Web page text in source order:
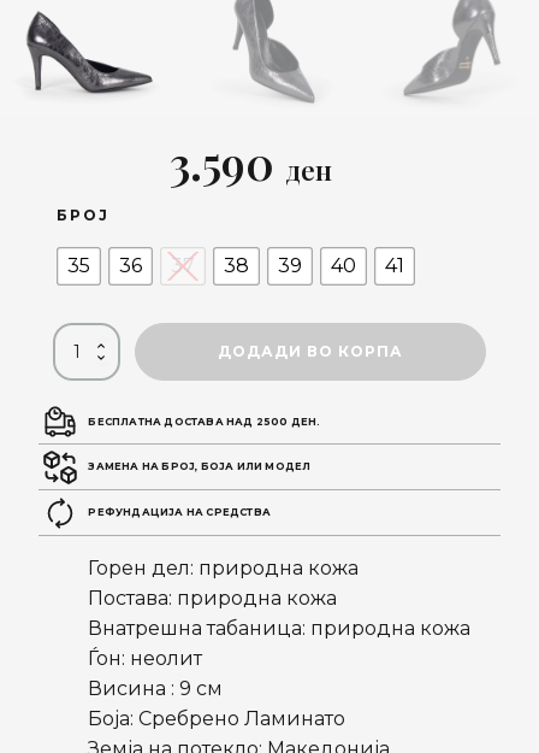
3.590 ден
БРОЈ
35 36 37 38 39 40 41
ДОДАДИ ВО КОРПА
БЕСПЛАТНА ДОСТАВА НАД 2500 ДЕН.
ЗАМЕНА НА БРОЈ, БОЈА ИЛИ МОДЕЛ
РЕФУНДАЦИЈА НА СРЕДСТВА
Горен дел: природна кожа
Постава: природна кожа
Внатрешна табаница: природна кожа
Ѓон: неолит
Висина : 9 см
Боја: Сребрено Ламинато